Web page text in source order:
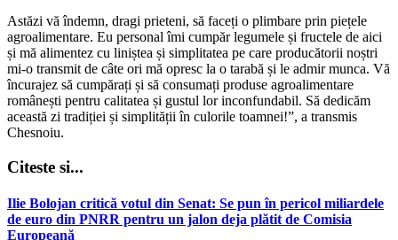
Astăzi vă îndemn, dragi prieteni, să faceți o plimbare prin piețele
agroalimentare. Eu personal îmi cumpăr legumele și fructele de aici
și mă alimentez cu liniștea și simplitatea pe care producătorii noștri
mi-o transmit de câte ori mă opresc la o tarabă și le admir munca. Vă
încurajez să cumpărați și să consumați produse agroalimentare
românești pentru calitatea și gustul lor inconfundabil. Să dedicăm
această zi tradiției și simplității în culorile toamnei!”, a transmis
Chesnoiu.
Citeste si...
Ilie Bolojan critică votul din Senat: Se pun în pericol miliardele
de euro din PNRR pentru un jalon deja plătit de Comisia
Europeană